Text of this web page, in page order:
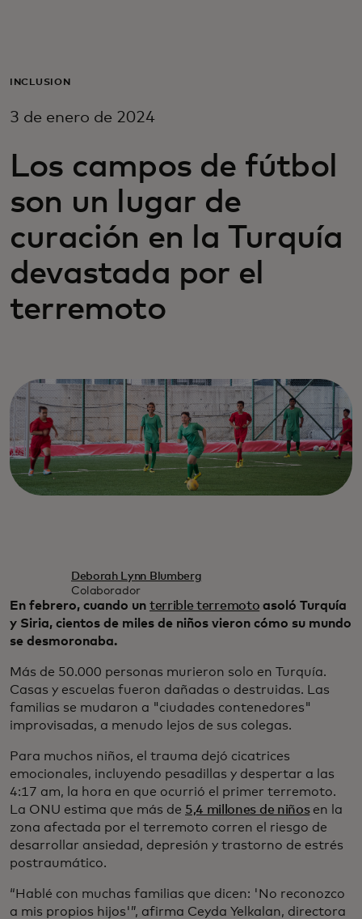
Para empresas
Para innovadores
Noticias y tendencias
INCLUSIÓN
3 de enero de 2024
Los campos de fútbol
son un lugar de
curación en la Turquía
devastada por el
terremoto
Deborah Lynn Blumberg
Colaborador
En febrero, cuando un terrible terremoto asoló Turquía
y Siria, cientos de miles de niños vieron cómo su mundo
se desmoronaba.
Más de 50.000 personas murieron solo en Turquía.
Casas y escuelas fueron dañadas o destruidas. Las
familias se mudaron a "ciudades contenedores"
improvisadas, a menudo lejos de sus colegas.
Para muchos niños, el trauma dejó cicatrices
emocionales, incluyendo pesadillas y despertar a las
4:17 am, la hora en que ocurrió el primer terremoto.
La ONU estima que más de 5,4 millones de niñosen la
zona afectada por el terremoto corren el riesgo de
desarrollar ansiedad, depresión y trastorno de estrés
postraumático.
“Hablé con muchas familias que dicen: 'No reconozco
a mis propios hijos'”, afirma Ceyda Yelkalan, directora